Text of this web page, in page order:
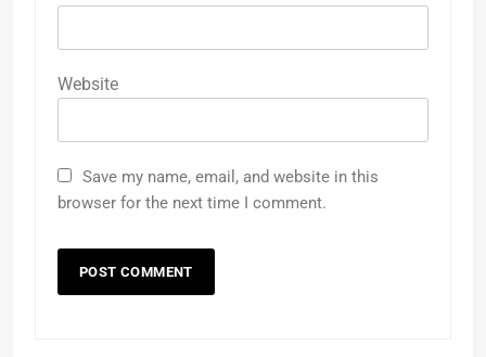
Website
Save my name, email, and website in this
browser for the next time I comment.